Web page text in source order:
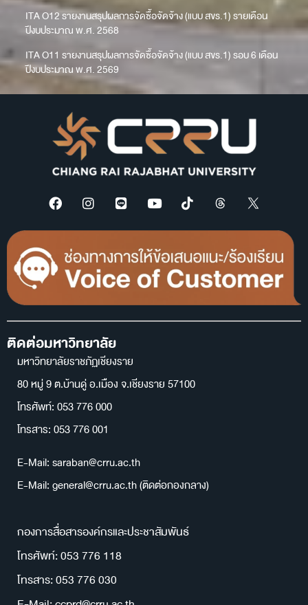
ITA O12 รายงานสรุปผลการจัดซื้อจัดจ้าง (แบบ สขร.1) รายเดือน
ปีงบประมาณ พ.ศ. 2568
ITA O11 รายงานสรุปผลการจัดซื้อจัดจ้าง (แบบ สขร.1) รอบ 6 เดือน
ปีงบประมาณ พ.ศ. 2569
ติดต่อมหาวิทยาลัย
มหาวิทยาลัยราชภัฏเชียงราย
80 หมู่ 9 ต.บ้านดู่ อ.เมือง จ.เชียงราย 57100
โทรศัพท์: 053 776 000
โทรสาร: 053 776 001
E-Mail: saraban@crru.ac.th
E-Mail: general@crru.ac.th (ติดต่อกองกลาง)
กองการสื่อสารองค์กรและประชาสัมพันธ์
โทรศัพท์: 053 776 118
โทรสาร: 053 776 030